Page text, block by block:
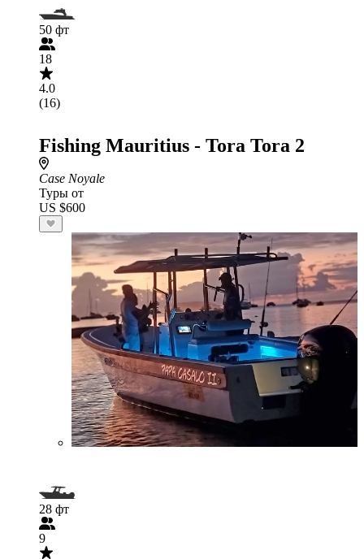
50 фт
18
4.0
(16)
Fishing Mauritius - Tora Tora 2
Case Noyale
Туры от
US $600
28 фт
9